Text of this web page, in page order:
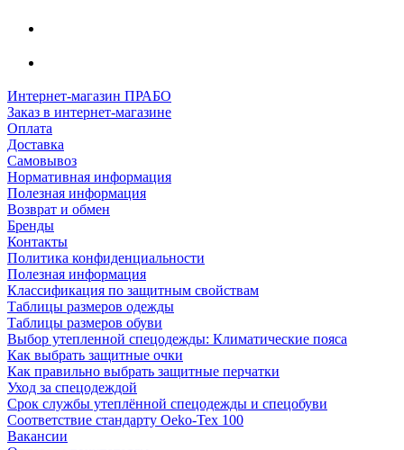
Интернет-магазин ПРАБО
Заказ в интернет-магазине
Оплата
Доставка
Самовывоз
Нормативная информация
Полезная информация
Возврат и обмен
Бренды
Контакты
Политика конфиденциальности
Полезная информация
Классификация по защитным свойствам
Таблицы размеров одежды
Таблицы размеров обуви
Выбор утепленной спецодежды: Климатические пояса
Как выбрать защитные очки
Как правильно выбрать защитные перчатки
Уход за спецодеждой
Срок службы утеплённой спецодежды и спецобуви
Соответствие стандарту Oeko-Tex 100
Вакансии